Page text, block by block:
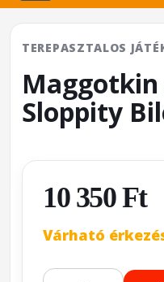
TEREPASZTALOS
Sloppity
10 350 Ft
Várható